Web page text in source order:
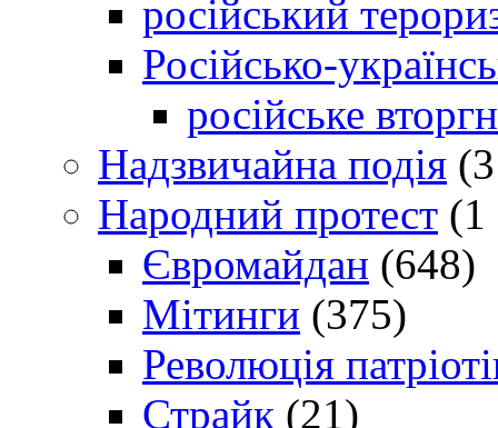
російський
Російсько-
російське
Надзвичайна подія
Народний протест (1
Євромайдан (648)
Мітинги (375)
Революція
Страйк (21)